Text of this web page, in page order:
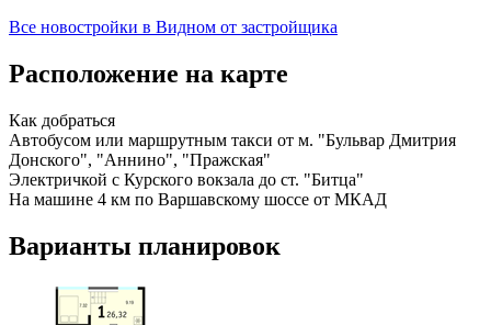
Все новостройки в Видном от застройщика
Расположение на карте
Как добраться
Автобусом или маршрутным такси от м. "Бульвар Дмитрия
Донского", "Аннино", "Пражская"
Электричкой с Курского вокзала до ст. "Битца"
На машине 4 км по Варшавскому шоссе от МКАД
Варианты планировок